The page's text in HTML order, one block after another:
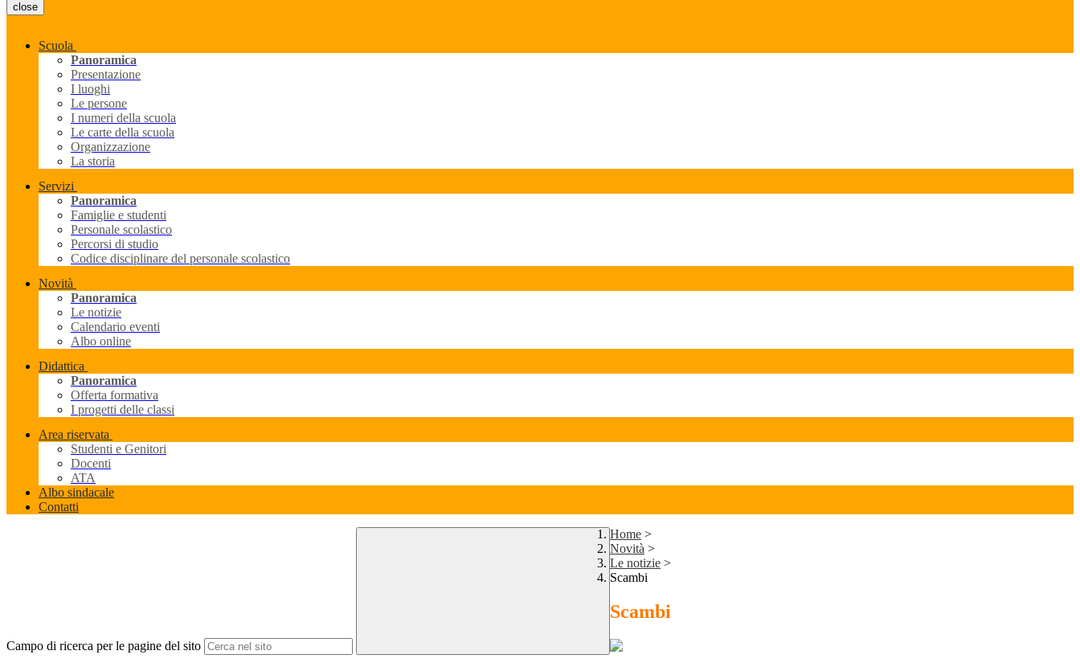
close
Scuola
Panoramica
Presentazione
I luoghi
Le persone
I numeri della scuola
Le carte della scuola
Organizzazione
La storia
Servizi
Panoramica
Famiglie e studenti
Personale scolastico
Percorsi di studio
Codice disciplinare del personale scolastico
Novità
Panoramica
Le notizie
Calendario eventi
Albo online
Didattica
Panoramica
Offerta formativa
I progetti delle classi
Area riservata
Studenti e Genitori
Docenti
ATA
Albo sindacale
Contatti
Campo di ricerca per le pagine del sito
Home >
Novità >
Le notizie >
Scambi
Scambi